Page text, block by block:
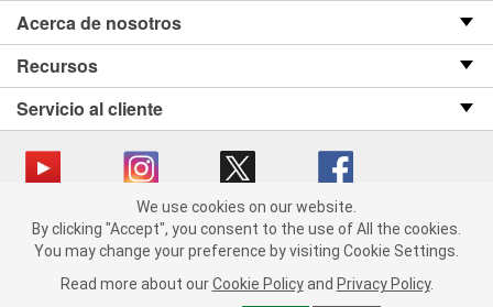
We use cookies on our website. By clicking "Accept", you consent
to the use of All the cookies.
You may change your preference by visiting Cookie Settings.
Read more about our Cookie Policy and Privacy Policy.
Acerca de nosotros
Recursos
Servicio al cliente
Copyright © 2008-2026 O’Reilly Auto Parts v OST_3.2.0.0.729 (3) cv1361
catalog_main
Política de privacidad
Ley de transparencia en las cadenas de suministro
We use cookies on our website.
By clicking "Accept", you consent to the use of All the cookies.
You may change your preference by visiting Cookie Settings.
Read more about our Cookie Policy and Privacy Policy.